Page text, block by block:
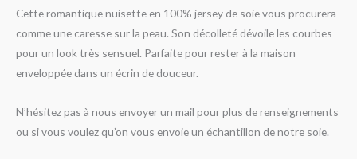
Cette romantique nuisette en 100% jersey de soie vous procurera
comme une caresse sur la peau. Son décolleté dévoile les courbes
pour un look très sensuel. Parfaite pour rester à la maison
enveloppée dans un écrin de douceur.
N’hésitez pas à nous envoyer un mail pour plus de renseignements
ou si vous voulez qu’on vous envoie un échantillon de notre soie.